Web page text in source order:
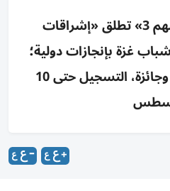
عملية «الفارس الشهم 3» تطلق «إشراقات
غزة بإنجازات دولية؛
16-40 عاماً مع إثبات وجائزة، التسجيل حتى 10